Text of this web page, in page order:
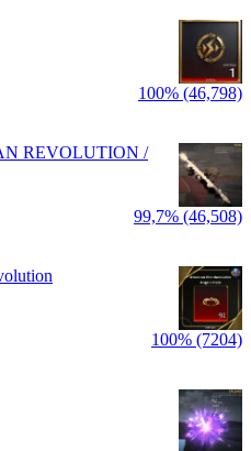
100% (46,798)
REVOLUTION /
99,7% (46,508)
100% (7204)